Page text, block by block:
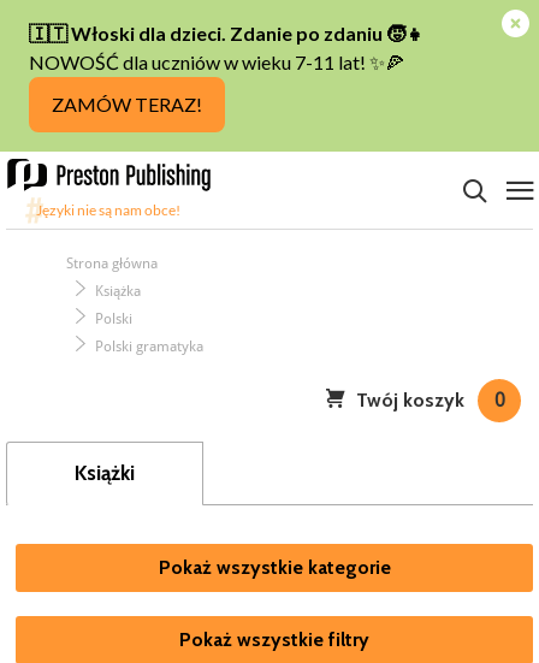
Strona główna
Książka
Polski
Polski gramatyka
Twój koszyk 0
Książki
Pokaż wszystkie kategorie
Pokaż wszystkie filtry